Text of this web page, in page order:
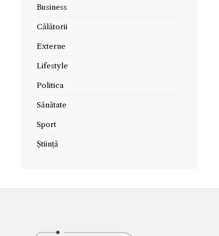
Business
Călătorii
Externe
Lifestyle
Politica
Sănătate
Sport
Știință